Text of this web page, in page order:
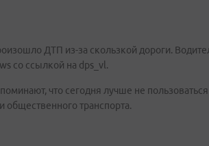
ДТП из-за скользкой дороги.
со ссылкой на dps_vl.
что сегодня лучше не
общественного транспорта.